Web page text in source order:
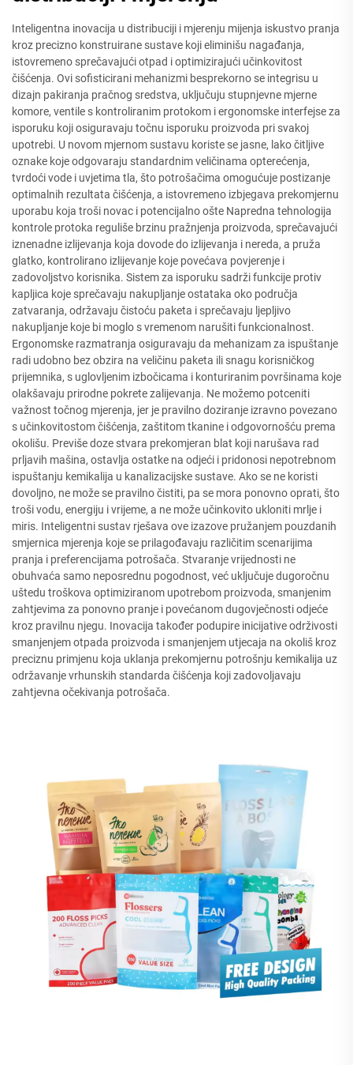
Inteligentna inovacija u distribuciji i mjerenju mijenja iskustvo pranja
kroz precizno konstruirane sustave koji eliminišu nagađanja,
istovremeno sprečavajući otpad i optimizirajući učinkovitost
čišćenja. Ovi sofisticirani mehanizmi besprekorno se integrisu u
dizajn pakiranja pračnog sredstva, uključuju stupnjevne mjerne
komore, ventile s kontroliranim protokom i ergonomske interfejse za
isporuku koji osiguravaju točnu isporuku proizvoda pri svakoj
upotrebi. U novom mjernom sustavu koriste se jasne, lako čitljive
oznake koje odgovaraju standardnim veličinama opterećenja,
tvrdoći vode i uvjetima tla, što potrošačima omogućuje postizanje
optimalnih rezultata čišćenja, a istovremeno izbjegava prekomjernu
uporabu koja troši novac i potencijalno ošte Napredna tehnologija
kontrole protoka reguliše brzinu pražnjenja proizvoda, sprečavajući
iznenadne izlijevanja koja dovode do izlijevanja i nereda, a pruža
glatko, kontrolirano izlijevanje koje povećava povjerenje i
zadovoljstvo korisnika. Sistem za isporuku sadrži funkcije protiv
kapljica koje sprečavaju nakupljanje ostataka oko područja
zatvaranja, održavaju čistoću paketa i sprečavaju ljepljivo
nakupljanje koje bi moglo s vremenom narušiti funkcionalnost.
Ergonomske razmatranja osiguravaju da mehanizam za ispuštanje
radi udobno bez obzira na veličinu paketa ili snagu korisničkog
prijemnika, s uglovljenim izbočicama i konturiranim površinama koje
olakšavaju prirodne pokrete zalijevanja. Ne možemo potceniti
važnost točnog mjerenja, jer je pravilno doziranje izravno povezano
s učinkovitostom čišćenja, zaštitom tkanine i odgovornošću prema
okolišu. Previše doze stvara prekomjeran blat koji narušava rad
prljavih mašina, ostavlja ostatke na odjeći i pridonosi nepotrebnom
ispuštanju kemikalija u kanalizacijske sustave. Ako se ne koristi
dovoljno, ne može se pravilno čistiti, pa se mora ponovno oprati, što
troši vodu, energiju i vrijeme, a ne može učinkovito ukloniti mrlje i
miris. Inteligentni sustav rješava ove izazove pružanjem pouzdanih
smjernica mjerenja koje se prilagođavaju različitim scenarijima
pranja i preferencijama potrošača. Stvaranje vrijednosti ne
obuhvaća samo neposrednu pogodnost, već uključuje dugoročnu
uštedu troškova optimiziranom upotrebom proizvoda, smanjenim
zahtjevima za ponovno pranje i povećanom dugovječnosti odjeće
kroz pravilnu njegu. Inovacija također podupire inicijative održivosti
smanjenjem otpada proizvoda i smanjenjem utjecaja na okoliš kroz
preciznu primjenu koja uklanja prekomjernu potrošnju kemikalija uz
održavanje vrhunskih standarda čišćenja koji zadovoljavaju
zahtjevna očekivanja potrošača.